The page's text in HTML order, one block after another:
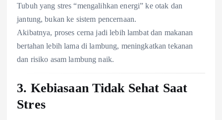
Tubuh yang stres “mengalihkan energi” ke otak dan
jantung, bukan ke sistem pencernaan.
Akibatnya, proses cerna jadi lebih lambat dan makanan
bertahan lebih lama di lambung, meningkatkan tekanan
dan risiko asam lambung naik.
3. Kebiasaan Tidak Sehat Saat
Stres